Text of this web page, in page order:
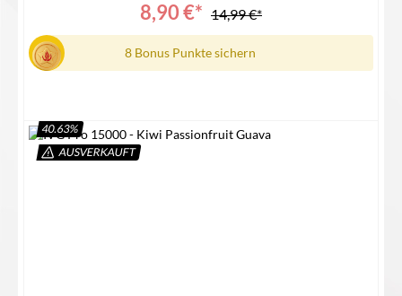
8,90 €* 14,99 €*
8 Bonus Punkte sichern
40.63%
AUSVERKAUFT